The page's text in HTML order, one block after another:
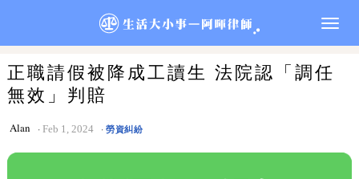
正職請假被降成工讀生 法院認「調任
無效」判賠
Alan Feb 1, 2024 勞資糾紛